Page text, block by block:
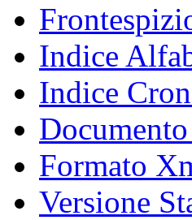
Indice
Indice
Formato
Versione